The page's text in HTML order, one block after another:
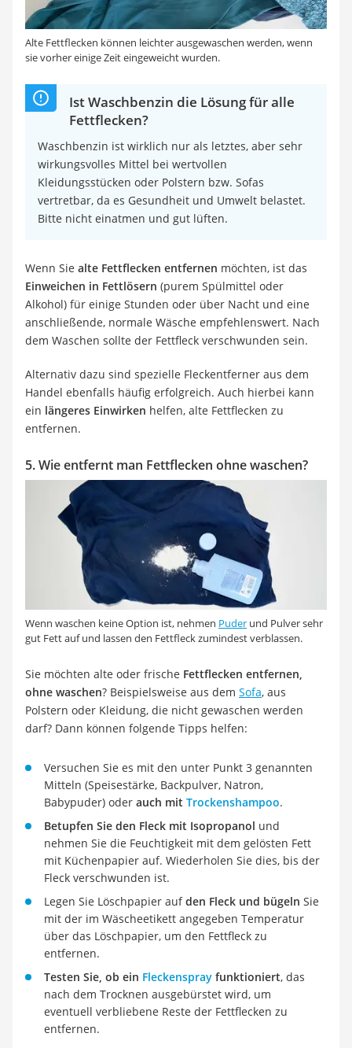
Alte Fettflecken können leichter ausgewaschen werden, wenn
sie vorher einige Zeit eingeweicht wurden.
Ist Waschbenzin die Lösung für alle
Fettflecken?
Waschbenzin ist wirklich nur als letztes, aber sehr
wirkungsvolles Mittel bei wertvollen
Kleidungsstücken oder Polstern bzw. Sofas
vertretbar, da es Gesundheit und Umwelt belastet.
Bitte nicht einatmen und gut lüften.
Wenn Sie alte Fettflecken entfernen möchten, ist das
Einweichen in Fettlösern (purem Spülmittel oder
Alkohol) für einige Stunden oder über Nacht und eine
anschließende, normale Wäsche empfehlenswert. Nach
dem Waschen sollte der Fettfleck verschwunden sein.
Alternativ dazu sind spezielle Fleckentferner aus dem
Handel ebenfalls häufig erfolgreich. Auch hierbei kann
ein längeres Einwirken helfen, alte Fettflecken zu
entfernen.
5. Wie entfernt man Fettflecken ohne waschen?
Wenn waschen keine Option ist, nehmen Puder und Pulver sehr
gut Fett auf und lassen den Fettfleck zumindest verblassen.
Sie möchten alte oder frische Fettflecken entfernen,
ohne waschen? Beispielsweise aus dem Sofa, aus
Polstern oder Kleidung, die nicht gewaschen werden
darf? Dann können folgende Tipps helfen:
Versuchen Sie es mit den unter Punkt 3 genannten
Mitteln (Speisestärke, Backpulver, Natron,
Babypuder) oder auch mit Trockenshampoo.
Betupfen Sie den Fleck mit Isopropanol und
nehmen Sie die Feuchtigkeit mit dem gelösten Fett
mit Küchenpapier auf. Wiederholen Sie dies, bis der
Fleck verschwunden ist.
Legen Sie Löschpapier aufden Fleck und bügeln Sie
mit der im Wäscheetikett angegeben Temperatur
über das Löschpapier, um den Fettfleck zu
entfernen.
Testen Sie, ob ein Fleckenspray funktioniert, das
nach dem Trocknen ausgebürstet wird, um
eventuell verbliebene Reste der Fettflecken zu
entfernen.